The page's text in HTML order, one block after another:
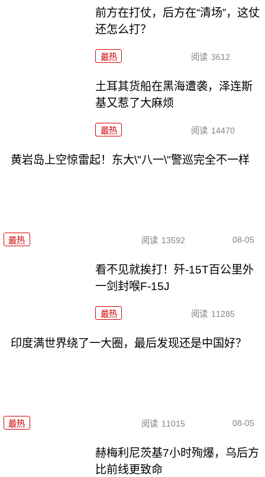
前方在打仗，后方在“清场”，这仗
还怎么打？
最热 阅读 3612
土耳其货船在黑海遭袭，泽连斯
基又惹了大麻烦
最热 阅读 14470
黄岩岛上空惊雷起！东大\"八一\"警巡完全不一样
最热 阅读 13592 08-05
看不见就挨打！歼-15T百公里外
一剑封喉F-15J
最热 阅读 11285
印度满世界绕了一大圈，最后发现还是中国好？
最热 阅读 11015 08-05
赫梅利尼茨基7小时殉爆，乌后方
比前线更致命